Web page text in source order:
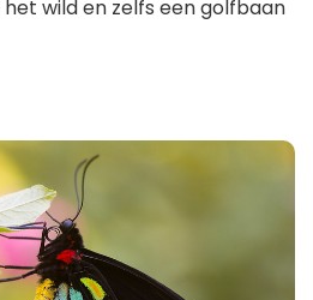
wild en zelfs een golfbaan